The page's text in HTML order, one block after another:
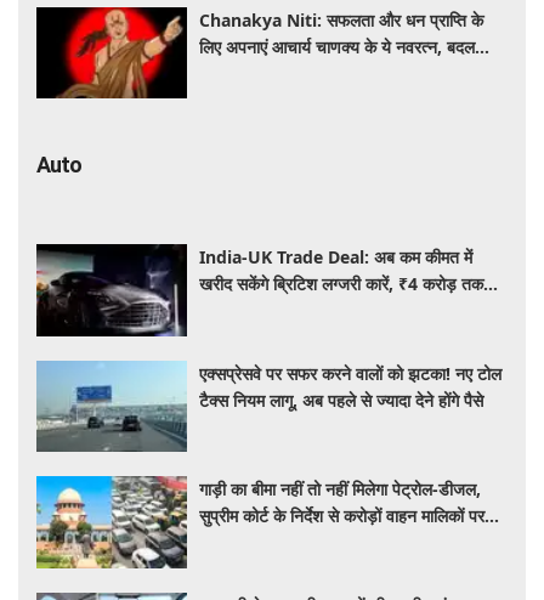
Chanakya Niti: सफलता और धन प्राप्ति के
लिए अपनाएं आचार्य चाणक्य के ये नवरत्न, बदल
Auto
India-UK Trade Deal: अब कम कीमत में
खरीद सकेंगे ब्रिटिश लग्जरी कारें, ₹4 करोड़ तक
एक्सप्रेसवे पर सफर करने वालों को झटका! नए टोल
टैक्स नियम लागू, अब पहले से ज्यादा देने होंगे पैसे
गाड़ी का बीमा नहीं तो नहीं मिलेगा पेट्रोल-डीजल,
सुप्रीम कोर्ट के निर्देश से करोड़ों वाहन मालिकों पर